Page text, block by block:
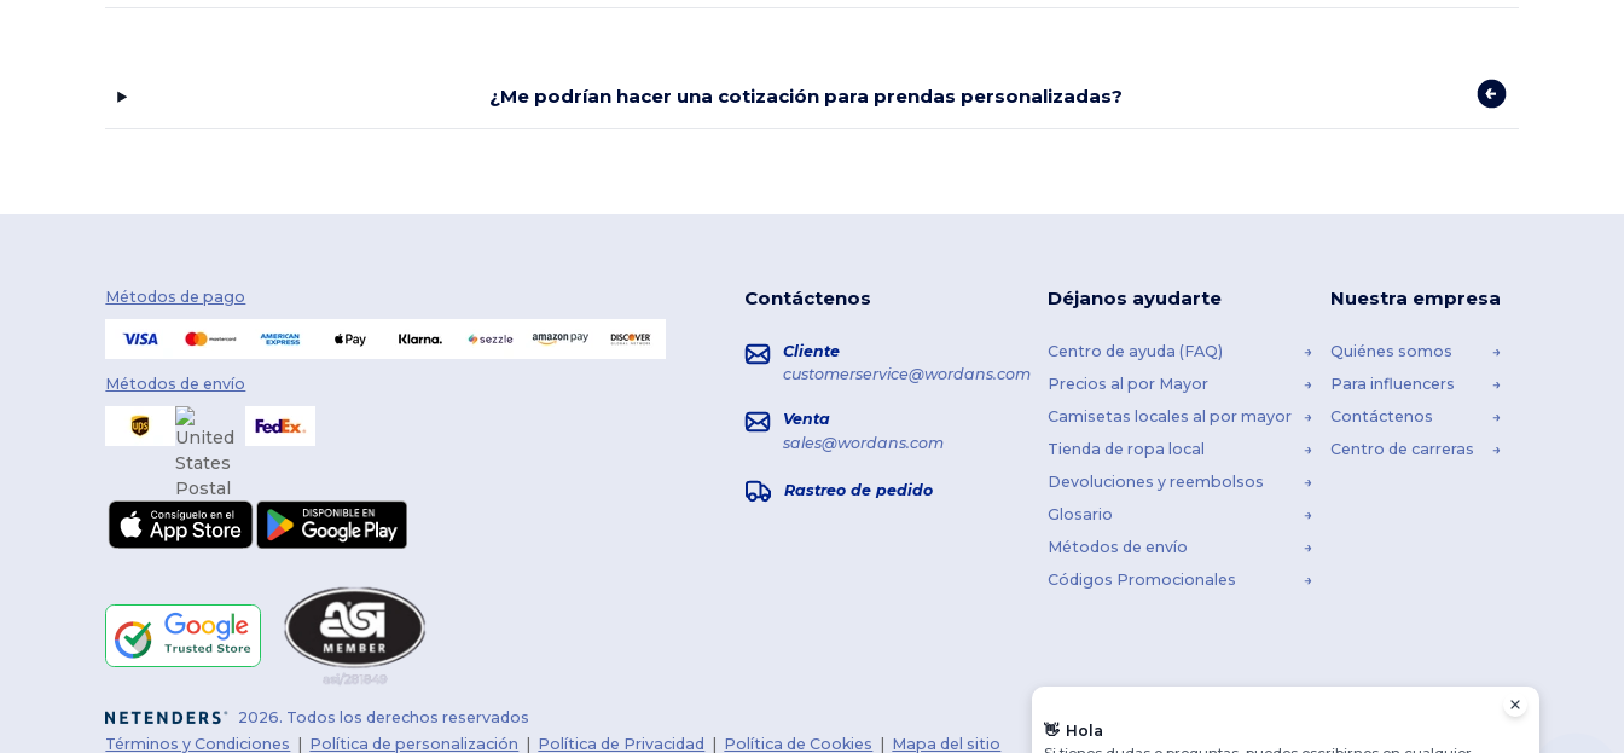
¿Me podrían hacer una cotización para prendas personalizadas?
Métodos de pago
Métodos de envío
Contáctenos
Cliente
customerservice@wordans.com
Venta
sales@wordans.com
Rastreo de pedido
Déjanos ayudarte
Centro de ayuda (FAQ)
Precios al por Mayor
Camisetas locales al por mayor
Tienda de ropa local
Devoluciones y reembolsos
Glosario
Métodos de envío
Códigos Promocionales
Nuestra empresa
Quiénes somos
Para influencers
Contáctenos
Centro de carreras
2026. Todos los derechos reservados
Términos y Condiciones
Política de personalización Política de Privacidad Política de Cookies Mapa del sitio
👋 Hola